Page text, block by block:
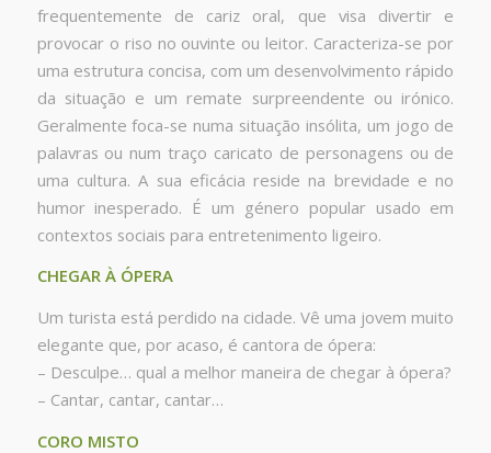
frequentemente de cariz oral, que visa divertir e
provocar o riso no ouvinte ou leitor. Caracteriza-se por
uma estrutura concisa, com um desenvolvimento rápido
da situação e um remate surpreendente ou irónico.
Geralmente foca-se numa situação insólita, um jogo de
palavras ou num traço caricato de personagens ou de
uma cultura. A sua eficácia reside na brevidade e no
humor inesperado. É um género popular usado em
contextos sociais para entretenimento ligeiro.
CHEGAR À ÓPERA
Um turista está perdido na cidade. Vê uma jovem muito
elegante que, por acaso, é cantora de ópera:
– Desculpe… qual a melhor maneira de chegar à ópera?
– Cantar, cantar, cantar…
CORO MISTO